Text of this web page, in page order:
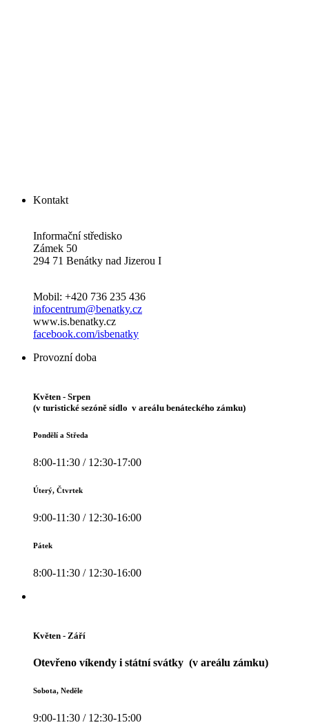
Kontakt
Informační středisko
Zámek 50
294 71 Benátky nad Jizerou I
Mobil: +420 736 235 436
infocentrum@benatky.cz
www.is.benatky.cz
facebook.com/isbenatky
Provozní doba
Květen - Srpen
(v turistické sezóně sídlo v areálu benáteckého zámku)
Pondělí a Středa
8:00-11:30 / 12:30-17:00
Úterý, Čtvrtek
9:00-11:30 / 12:30-16:00
Pátek
8:00-11:30 / 12:30-16:00
Květen - Září
Otevřeno víkendy i státní svátky (v areálu zámku)
Sobota, Neděle
9:00-11:30 / 12:30-15:00